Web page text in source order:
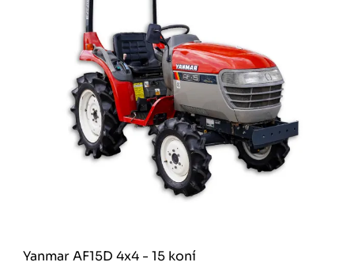
Yanmar AF15D 4x4 - 15 koní